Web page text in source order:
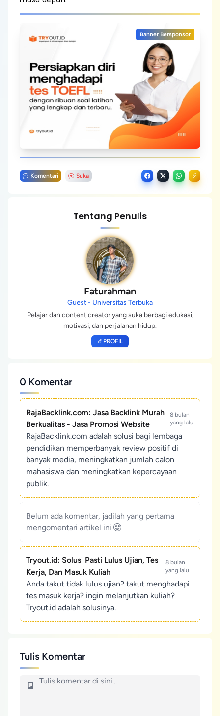
Banner Bersponsor
Komentari Suka
Tentang Penulis
Faturahman
Guest - Universitas Terbuka
Pelajar dan content creator yang suka berbagi edukasi,
motivasi, dan perjalanan hidup.
PROFIL
0 Komentar
RajaBacklink.com: Jasa Backlink Murah
Berkualitas - Jasa Promosi Website
8 bulan
yang lalu
RajaBacklink.com adalah solusi bagi lembaga
pendidikan memperbanyak review positif di
banyak media, meningkatkan jumlah calon
mahasiswa dan meningkatkan kepercayaan
publik.
Belum ada komentar, jadilah yang pertama
mengomentari artikel ini
Tryout.id: Solusi Pasti Lulus Ujian, Tes
Kerja, Dan Masuk Kuliah
8 bulan
yang lalu
Anda takut tidak lulus ujian? takut menghadapi
tes masuk kerja? ingin melanjutkan kuliah?
Tryout.id adalah solusinya.
Tulis Komentar